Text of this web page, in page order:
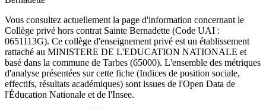
Vous consultez actuellement la page d'information concernant le
Collège privé hors contrat Sainte Bernadette (Code UAI :
0651113G). Ce collège d'enseignementprivé est un établissement
rattaché au MINISTERE DE L'EDUCATION NATIONALE et
basé dans la commune de Tarbes (65000). L'ensemble des métriques
d'analyse présentées sur cette fiche (Indices de position sociale,
effectifs, résultats académiques) sont issues de l'Open Data de
l'Éducation Nationale et de l'Insee.